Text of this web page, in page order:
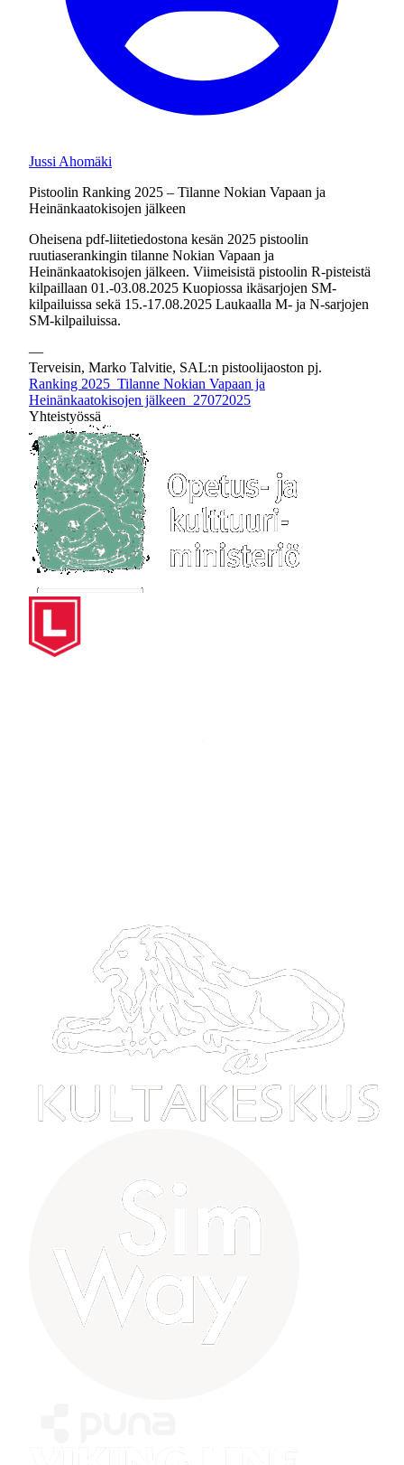
Jussi Ahomäki
Pistoolin Ranking 2025 – Tilanne Nokian Vapaan ja
Heinänkaatokisojen jälkeen
Oheisena pdf-liitetiedostona kesän 2025 pistoolin
ruutiaserankingin tilanne Nokian Vapaan ja
Heinänkaatokisojen jälkeen. Viimeisistä pistoolin R-pisteistä
kilpaillaan 01.-03.08.2025 Kuopiossa ikäsarjojen SM-
kilpailuissa sekä 15.-17.08.2025 Laukaalla M- ja N-sarjojen
SM-kilpailuissa.
—
Terveisin, Marko Talvitie, SAL:n pistoolijaoston pj.
Ranking 2025_Tilanne Nokian Vapaan ja
Heinänkaatokisojen jälkeen_27072025
Yhteistyössä